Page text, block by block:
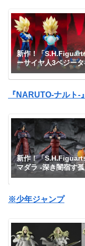
新作！「
ーサイヤ人3ベジータ
DAIMA-」がプレミ
ダイで予約開始！『
ボールDAIMA』｜定
円｜発売日2027年1月
『NARUTO-ナルト-』
新作！「
マダラ -深き闇宿す
説-」が一般販売で予
11,000円｜発売日
予定
※少年ジャンプ